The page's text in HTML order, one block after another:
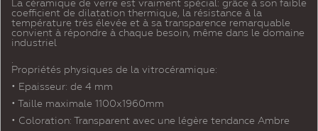
La céramique de verre est vraiment spécial: grâce à son faible
coefficient de dilatation thermique, la résistance à la
température très élevée et à sa transparence remarquable
convient à répondre à chaque besoin, même dans le domaine
industriel
.
Propriétés physiques de la vitrocéramique:
• Epaisseur: de 4 mm
• Taille maximale 1100x1960mm
• Coloration: Transparent avec une légère tendance Ambre